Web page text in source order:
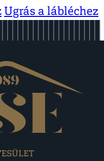
Ugrás a lábléchez